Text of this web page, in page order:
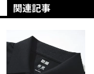
関連記事